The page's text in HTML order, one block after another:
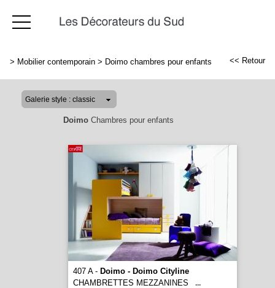
> Mobilier contemporain > Doimo chambres pour enfants << Retour
DoimoChambres pour enfants
407 A - Doimo - Doimo Cityline
CHAMBRETTES MEZZANINES
...